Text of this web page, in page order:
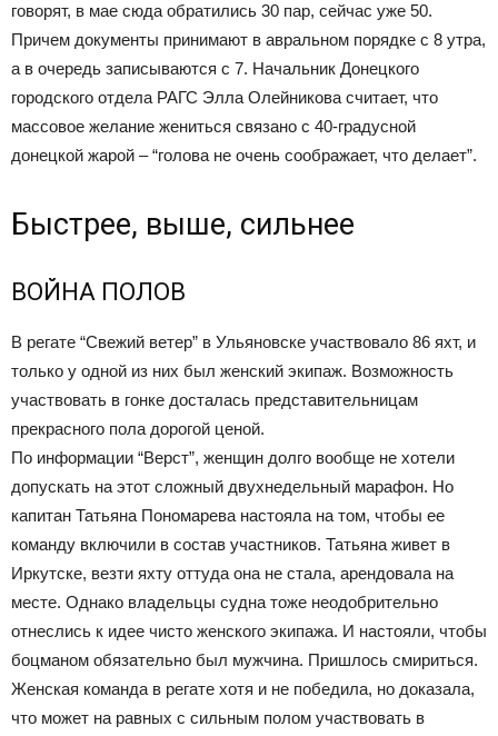
говорят, в мае сюда обратились 30 пар, сейчас уже 50.
Причем документы принимают в авральном порядке с 8 утра,
а в очередь записываются с 7. Начальник Донецкого
городского отдела РАГС Элла Олейникова считает, что
массовое желание жениться связано с 40-градусной
донецкой жарой – “голова не очень соображает, что делает”.
Быстрее, выше, сильнее
ВОЙНА ПОЛОВ
В регате “Свежий ветер” в Ульяновске участвовало 86 яхт, и
только у одной из них был женский экипаж. Возможность
участвовать в гонке досталась представительницам
прекрасного пола дорогой ценой.
По информации “Верст”, женщин долго вообще не хотели
допускать на этот сложный двухнедельный марафон. Но
капитан Татьяна Пономарева настояла на том, чтобы ее
команду включили в состав участников. Татьяна живет в
Иркутске, везти яхту оттуда она не стала, арендовала на
месте. Однако владельцы судна тоже неодобрительно
отнеслись к идее чисто женского экипажа. И настояли, чтобы
боцманом обязательно был мужчина. Пришлось смириться.
Женская команда в регате хотя и не победила, но доказала,
что может на равных с сильным полом участвовать в